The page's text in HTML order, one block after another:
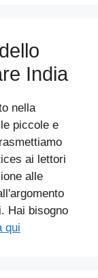
India
nella
piccole e
ai lettori
alle
Hai bisogno
qui